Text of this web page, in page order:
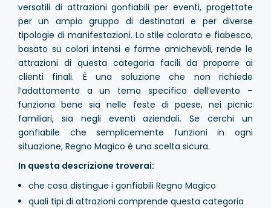
versatili di attrazioni gonfiabili per eventi, progettate
per un ampio gruppo di destinatari e per diverse
tipologie di manifestazioni. Lo stile colorato e fiabesco,
basato su colori intensi e forme amichevoli, rende le
attrazioni di questa categoria facili da proporre ai
clienti finali. È una soluzione che non richiede
l’adattamento a un tema specifico dell’evento –
funziona bene sia nelle feste di paese, nei picnic
familiari, sia negli eventi aziendali. Se cerchi un
gonfiabile che semplicemente funzioni in ogni
situazione, Regno Magico è una scelta sicura.
In questa descrizione troverai:
che cosa distingue i gonfiabili Regno Magico
quali tipi di attrazioni comprende questa categoria